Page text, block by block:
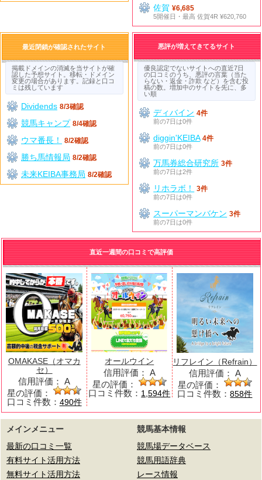
佐賀¥6,685
5開催日・最高 佐賀4R ¥620,760
悪評が増えてきてるサイト
優良認定でないサイトへの直近7日
の口コミのうち、悪評の言葉（当た
らない・返金・詐欺 など）を含む投
稿の数。増加中のサイトを先に、多
い順
ディバイン 4件
前の7日は0件
diggin'KEIBA 4件
前の7日は0件
万馬券総合研究所 3件
前の7日は2件
リホラボ！
3件
前の7日は0件
スーパーマンバケン 3件
前の7日は0件
最近閉鎖が確認されたサイト
掲載ドメインの消滅を当サイトが確
認した予想サイト。移転・ドメイン
変更の場合があります。記録と口コ
ミは残しています
Dividends 8/3確認
競馬キャンプ 8/4確認
ウマ番長！ 8/2確認
勝ち馬情報局 8/2確認
未来KEIBA事務局 8/2確認
直近一週間の口コミで高評価
OMAKASE（オマカ
セ）
信用評価： A
星の評価：
口コミ件数： 490件
オールウイン
信用評価： A
星の評価：
口コミ件数： 1,594件
リフレイン（Refrain）
信用評価： A
星の評価：
口コミ件数：858件
メインメニュー
最新の口コミ一覧
有料サイト活用方法
無料サイト活用方法
競馬基本情報
競馬場データベース
競馬用語辞典
レース情報